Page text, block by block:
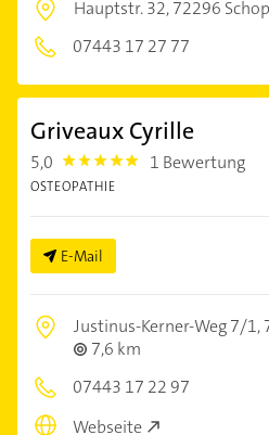
Hauptstr. 32,72296
07443 17 27 77
Griveaux Cyrille
5,0 5.0 1 Bewertung
OSTEOPATHIE
E-Mail
Justinus-Kerner-Weg 7/1,
7,6 km
07443 17 22 97
Webseite